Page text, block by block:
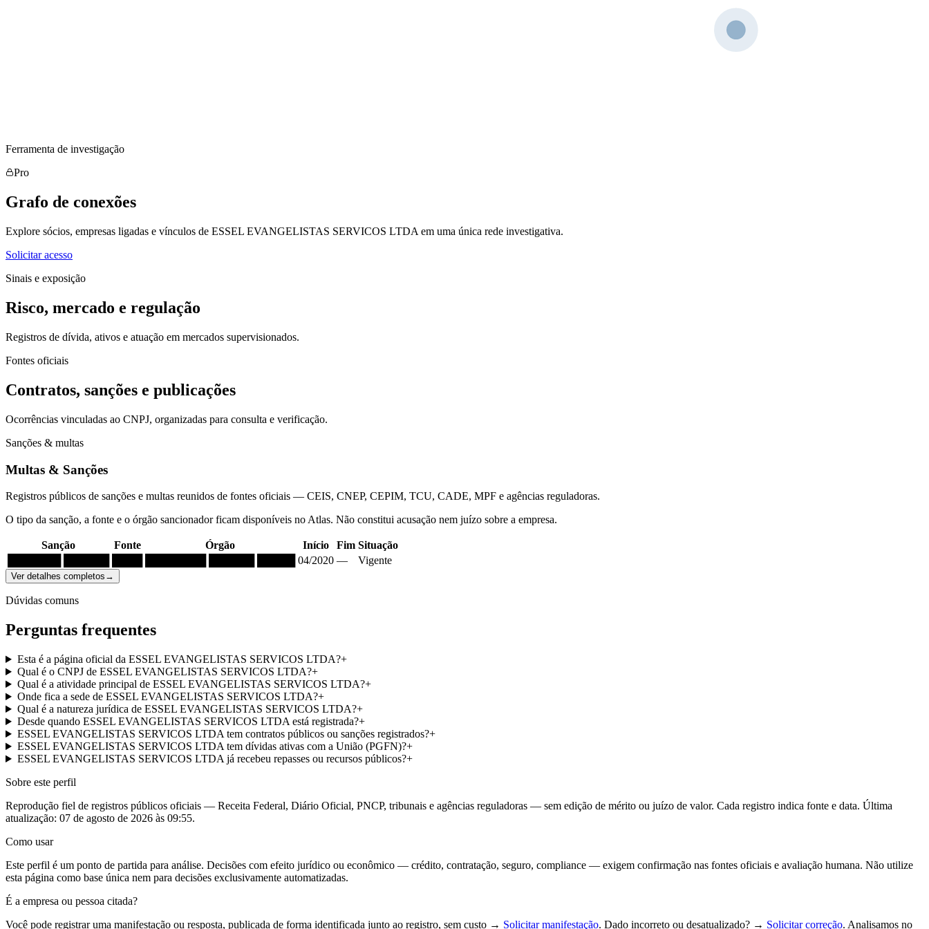
Ferramenta de investigação
Pro
Grafo de conexões
Explore sócios, empresas ligadas e vínculos de ESSEL EVANGELISTAS SERVICOS LTDA em uma única rede investigativa.
Solicitar acesso
Sinais e exposição
Risco, mercado e regulação
Registros de dívida, ativos e atuação em mercados supervisionados.
Fontes oficiais
Contratos, sanções e publicações
Ocorrências vinculadas ao CNPJ, organizadas para consulta e verificação.
Sanções & multas
Multas & Sanções
Registros públicos de sanções e multas reunidos de fontes oficiais — CEIS, CNEP, CEPIM, TCU, CADE, MPF e agências reguladoras.
O tipo da sanção, a fonte e o órgão sancionador ficam disponíveis no Atlas. Não constitui acusação nem juízo sobre a empresa.
Sanção Fonte Órgão Início Fim Situação
04/2020 — Vigente
Ver detalhes completos →
Dúvidas comuns
Perguntas frequentes
Esta é a página oficial da ESSEL EVANGELISTAS SERVICOS LTDA?+
Qual é o CNPJ de ESSEL EVANGELISTAS SERVICOS LTDA?+
Qual é a atividade principal de ESSEL EVANGELISTAS SERVICOS LTDA?+
Onde fica a sede de ESSEL EVANGELISTAS SERVICOS LTDA?+
Qual é a natureza jurídica de ESSEL EVANGELISTAS SERVICOS LTDA?+
Desde quando ESSEL EVANGELISTAS SERVICOS LTDA está registrada?+
ESSEL EVANGELISTAS SERVICOS LTDA tem contratos públicos ou sanções registrados?+
ESSEL EVANGELISTAS SERVICOS LTDA tem dívidas ativas com a União (PGFN)?+
ESSEL EVANGELISTAS SERVICOS LTDA já recebeu repasses ou recursos públicos?+
Sobre este perfil
Reprodução fiel de registros públicos oficiais — Receita Federal, Diário Oficial, PNCP, tribunais e agências reguladoras — sem edição de mérito ou juízo de valor. Cada registro indica fonte e data. Última
atualização: 07 de agosto de 2026 às 09:55.
Como usar
Este perfil é um ponto de partida para análise. Decisões com efeito jurídico ou econômico — crédito, contratação, seguro, compliance — exigem confirmação nas fontes oficiais e avaliação humana. Não utilize
esta página como base única nem para decisões exclusivamente automatizadas.
É a empresa ou pessoa citada?
Você pode registrar uma manifestação ou resposta, publicada de forma identificada junto ao registro, sem custo → Solicitar manifestação. Dado incorreto ou desatualizado? → Solicitar correção. Analisamos no